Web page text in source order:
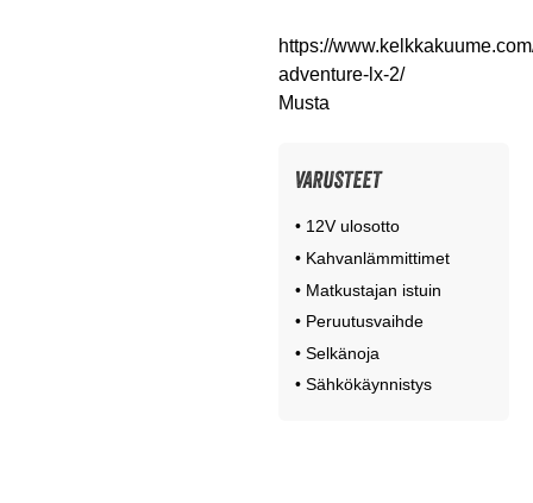
https://
adventure-lx-2/
Musta
VARUSTEET
• 12V ulosotto
• Kahvanlämmittimet
• Matkustajan istuin
• Peruutusvaihde
• Selkänoja
• Sähkökäynnistys